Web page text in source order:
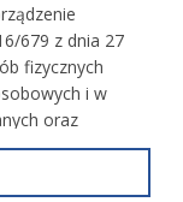
679 z dnia 27
fizycznych
i w
oraz
RODO, GDPR